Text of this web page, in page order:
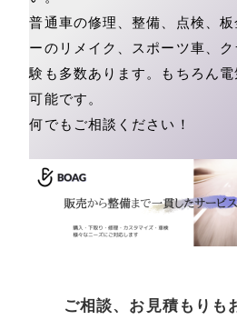
普通車の修理、整備、点検、
ーのリメイク、スポーツ車、
験も多数あります。もちろん
可能です。
何でもご相談ください！
ご相談、お見積もりも